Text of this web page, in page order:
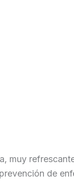
muy
de